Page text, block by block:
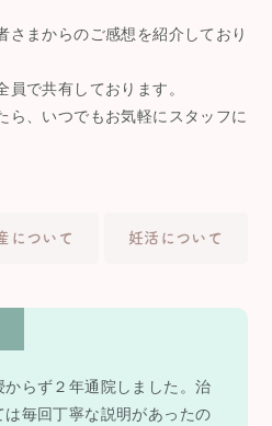
さまからのご感想を紹介しており
で共有しております。
ら、いつでもお気軽にスタッフに
について 妊活について
からず２年通院しました。治
は毎回丁寧な説明があったの